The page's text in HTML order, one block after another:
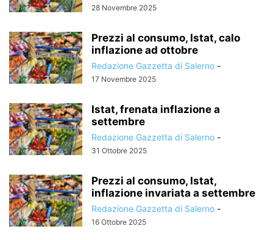
28 Novembre 2025
Prezzi al consumo, Istat, calo
inflazione ad ottobre
Redazione Gazzetta di Salerno -
17 Novembre 2025
Istat, frenata inflazione a
settembre
Redazione Gazzetta di Salerno -
31 Ottobre 2025
Prezzi al consumo, Istat,
inflazione invariata a settembre
Redazione Gazzetta di Salerno -
16 Ottobre 2025